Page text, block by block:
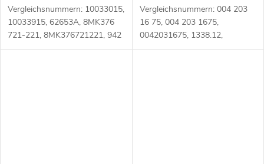
Vergleichsnummern: 10033015,
10033915, 62653A, 8MK376
721-221, 8MK376721221, 942
500 07 03, 942 500 0703, 942
Vergleichsnummern: 004 203
16 75, 004 203 1675,
0042031675, 1338.12,
1338.16, 1338.24, 133812,